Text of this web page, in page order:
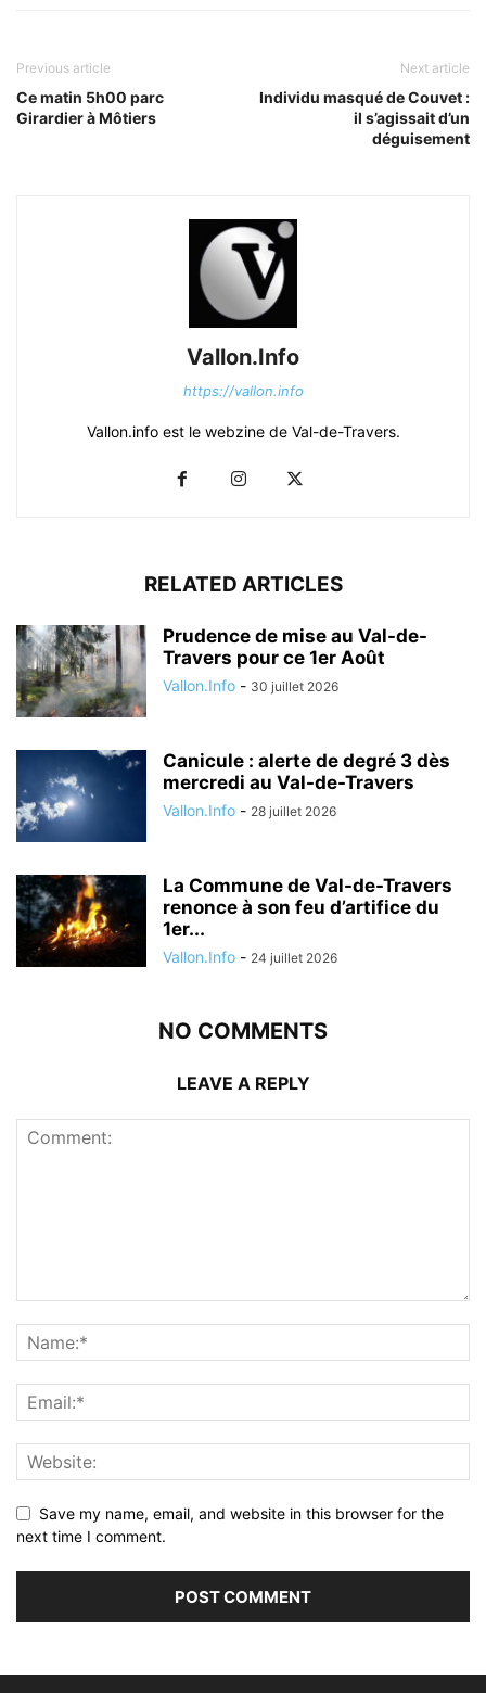
Previous article
Ce matin 5h00 parc
Girardier à Môtiers
Next article
Individu masqué de Couvet :
il s’agissait d’un
déguisement
Vallon.Info
https://vallon.info
Vallon.info est le webzine de Val-de-Travers.
RELATED ARTICLES
Prudence de mise au Val-de-
Travers pour ce 1er Août
Vallon.Info - 30 juillet 2026
Canicule : alerte de degré 3 dès
mercredi au Val-de-Travers
Vallon.Info - 28 juillet 2026
La Commune de Val-de-Travers
renonce à son feu d’artifice du
1er...
Vallon.Info - 24 juillet 2026
NO COMMENTS
LEAVE A REPLY
Save my name, email, and website in this browser for the
next time I comment.